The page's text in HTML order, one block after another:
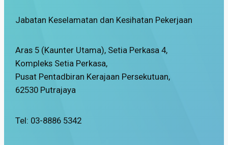
Jabatan Keselamatan dan Kesihatan Pekerjaan
Aras 5 (Kaunter Utama), Setia Perkasa 4,
Kompleks Setia Perkasa,
Pusat Pentadbiran Kerajaan Persekutuan,
62530 Putrajaya
Tel: 03-8886 5342